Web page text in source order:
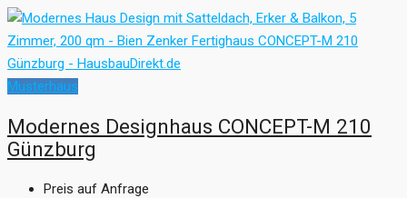
Musterhaus
Modernes Designhaus CONCEPT-M 210
Günzburg
Preis auf Anfrage